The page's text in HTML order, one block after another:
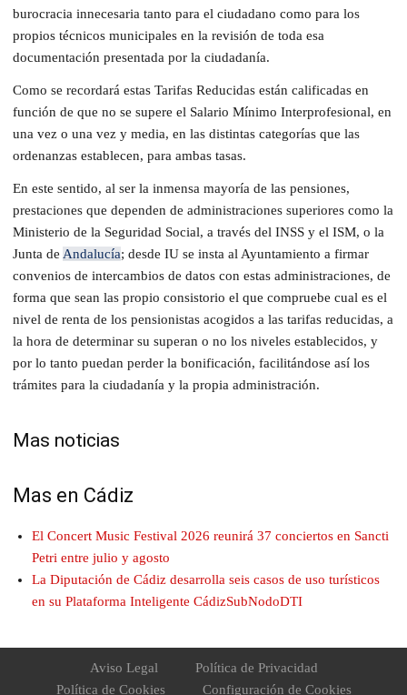
burocracia innecesaria tanto para el ciudadano como para los
propios técnicos municipales en la revisión de toda esa
documentación presentada por la ciudadanía.
Como se recordará estas Tarifas Reducidas están calificadas en
función de que no se supere el Salario Mínimo Interprofesional, en
una vez o una vez y media, en las distintas categorías que las
ordenanzas establecen, para ambas tasas.
En este sentido, al ser la inmensa mayoría de las pensiones,
prestaciones que dependen de administraciones superiores como la
Ministerio de la Seguridad Social, a través del INSS y el ISM, o la
Junta de Andalucía; desde IU se insta al Ayuntamiento a firmar
convenios de intercambios de datos con estas administraciones, de
forma que sean las propio consistorio el que compruebe cual es el
nivel de renta de los pensionistas acogidos a las tarifas reducidas, a
la hora de determinar su superan o no los niveles establecidos, y
por lo tanto puedan perder la bonificación, facilitándose así los
trámites para la ciudadanía y la propia administración.
Mas noticias
Mas en Cádiz
El Concert Music Festival 2026 reunirá 37 conciertos en Sancti
Petri entre julio y agosto
La Diputación de Cádiz desarrolla seis casos de uso turísticos
en su Plataforma Inteligente CádizSubNodoDTI
Aviso Legal
Política de Privacidad
Política de Cookies
Configuración de Cookies